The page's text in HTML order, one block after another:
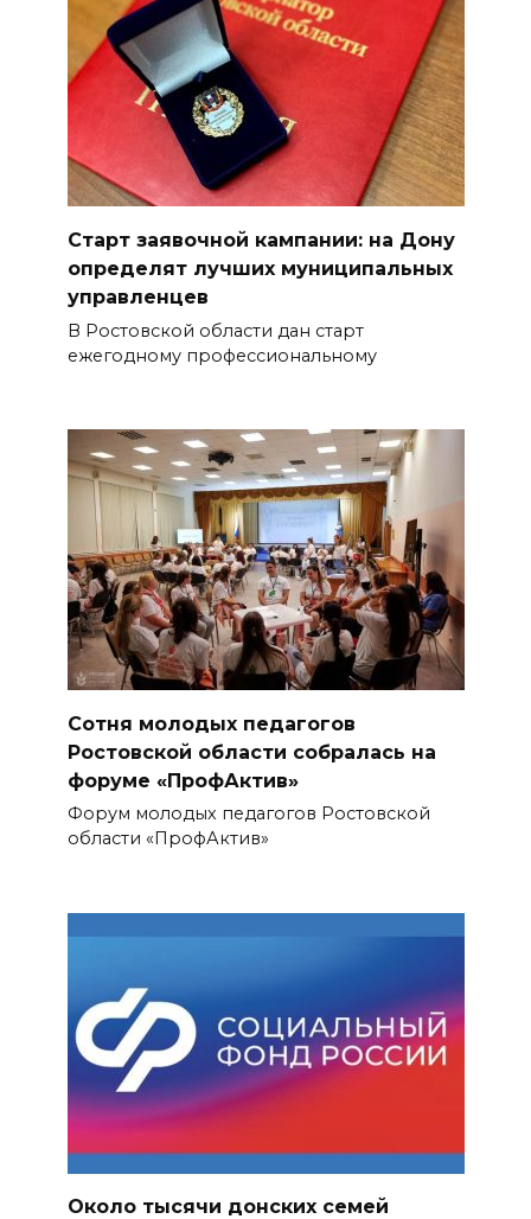
Старт заявочной кампании: на Дону
определят лучших муниципальных
управленцев
В Ростовской области дан старт
ежегодному профессиональному
Сотня молодых педагогов
Ростовской области собралась на
форуме «ПрофАктив»
Форум молодых педагогов Ростовской
области «ПрофАктив»
Около тысячи донских семей